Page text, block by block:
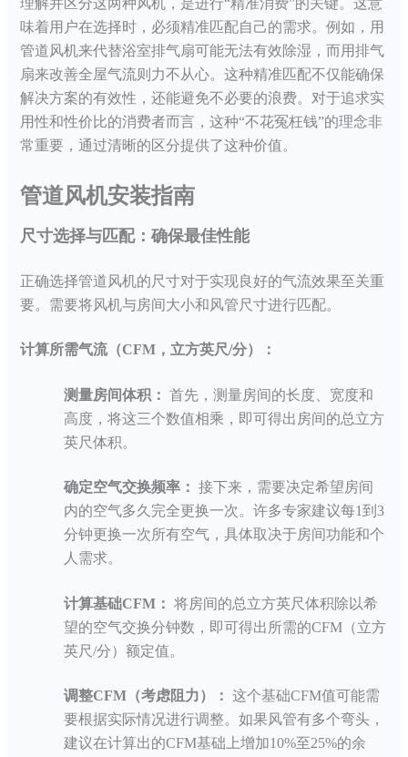
味着用户在选择时，必须精准匹配自己的需求。例如，用
管道风机来代替浴室排气扇可能无法有效除湿，而用排气
扇来改善全屋气流则力不从心。这种精准匹配不仅能确保
解决方案的有效性，还能避免不必要的浪费。对于追求实
用性和性价比的消费者而言，这种“不花冤枉钱”的理念非
常重要，通过清晰的区分提供了这种价值。
管道风机安装指南
尺寸选择与匹配：确保最佳性能
正确选择管道风机的尺寸对于实现良好的气流效果至关重
要。需要将风机与房间大小和风管尺寸进行匹配。
计算所需气流（CFM，立方英尺/分）：
测量房间体积：
首先，测量房间的长度、宽度和
高度，将这三个数值相乘，即可得出房间的总立方
英尺体积。
确定空气交换频率：
接下来，需要决定希望房间
内的空气多久完全更换一次。许多专家建议每1到3
分钟更换一次所有空气，具体取决于房间功能和个
人需求。
计算基础CFM：
将房间的总立方英尺体积除以希
望的空气交换分钟数，即可得出所需的CFM（立方
英尺/分）额定值。
调整CFM（考虑阻力）： 这个基础CFM值可能需
要根据实际情况进行调整。如果风管有多个弯头，
建议在计算出的CFM基础上增加10%至25%的余